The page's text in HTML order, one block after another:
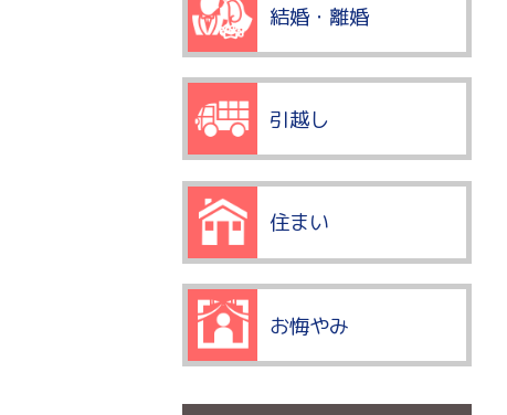
結婚・離婚
引越し
住まい
お悔やみ